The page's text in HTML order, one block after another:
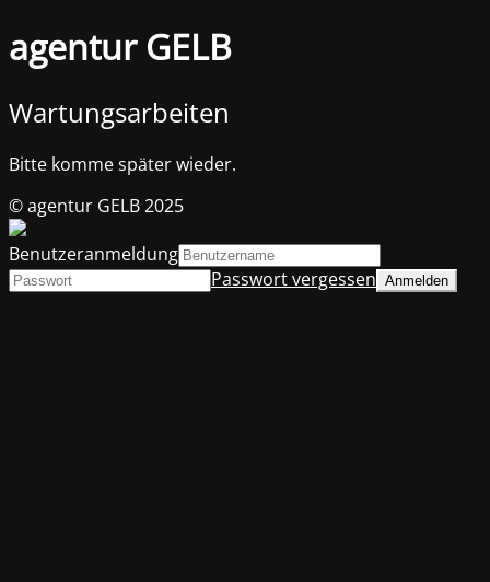
agentur GELB
Wartungsarbeiten
Bitte komme später wieder.
© agentur GELB 2025
Benutzeranmeldung
Passwort vergessen